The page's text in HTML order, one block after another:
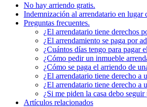
No hay arriendo gratis.
Indemnización al arrendatario en lugar
Preguntas frecuentes.
¿El arrendatario tiene derechos
¿El arrendamiento se paga por
¿Cuántos días tengo para pagar
¿Cómo pedir un inmueble
¿Cómo se paga el arriendo de
¿El arrendatario tiene derecho a
¿El arrendatario tiene derecho a
¿Si me piden la casa debo seguir
Artículos relacionados